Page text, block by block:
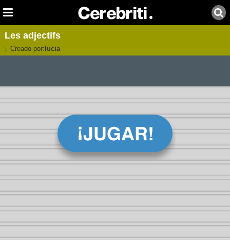
Les adjectifs
Creado por: lucia